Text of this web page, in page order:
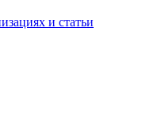
и статьи